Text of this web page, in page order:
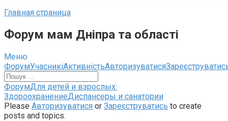
Главная страница
Форум мам Дніпра та області
Меню
Навігація
по
форуму
ФорумУчасникіАктивністьАвторизуватися
Навігаційна
стежка
форуму
–
ФорумДля детей и взрослых:
ЗдороохранениеДиспансеры и санатории
Please Авторизуватися or Зареєструватись to create
posts and topics.